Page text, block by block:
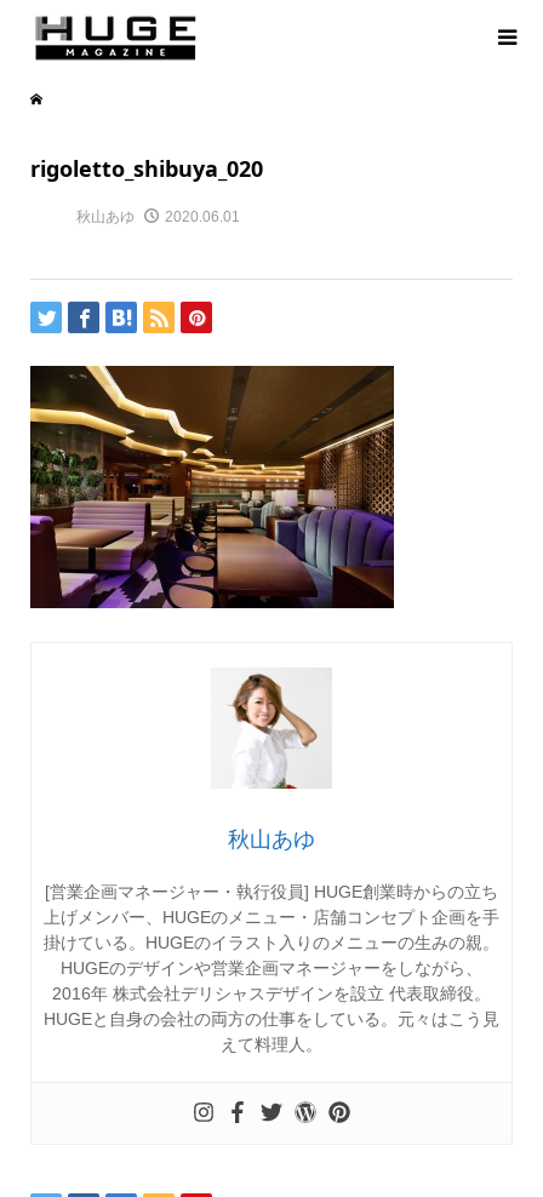
rigoletto_shibuya_020
秋山あゆ 2020.06.01
秋山あゆ
[営業企画マネージャー・執行役員] HUGE創業時からの立ち
上げメンバー、HUGEのメニュー・店舗コンセプト企画を手
掛けている。HUGEのイラスト入りのメニューの生みの親。
HUGEのデザインや営業企画マネージャーをしながら、
2016年 株式会社デリシャスデザインを設立 代表取締役。
HUGEと自身の会社の両方の仕事をしている。元々はこう見
えて料理人。